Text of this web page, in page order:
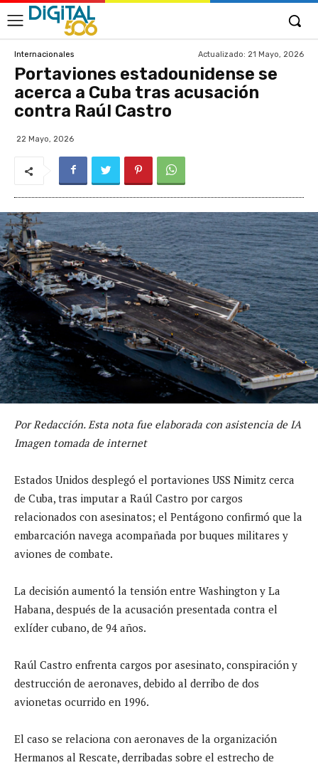
Internacionales Actualizado: 21 Mayo, 2026
Portaviones estadounidense se
acerca a Cuba tras acusación
contra Raúl Castro
22 Mayo, 2026
Por Redacción. Esta nota fue elaborada con asistencia de IA
Imagen tomada de internet
Estados Unidos desplegó el portaviones USS Nimitz cerca
de Cuba, tras imputar a Raúl Castro por cargos
relacionados con asesinatos; el Pentágono confirmó que la
embarcación navega acompañada por buques militares y
aviones de combate.
La decisión aumentó la tensión entre Washington y La
Habana, después de la acusación presentada contra el
exlíder cubano, de 94 años.
Raúl Castro enfrenta cargos por asesinato, conspiración y
destrucción de aeronaves, debido al derribo de dos
avionetas ocurrido en 1996.
El caso se relaciona con aeronaves de la organización
Hermanos al Rescate, derribadas sobre el estrecho de